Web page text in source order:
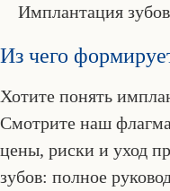
Имплантация зубов
Из чего
Хотите понять
Смотрите наш
цены, риски и уход
зубов: полное